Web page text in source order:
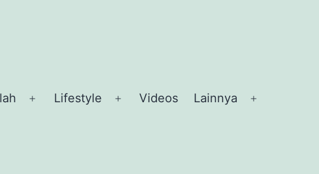
Open
Lifestyle
Open
Videos Lainnya